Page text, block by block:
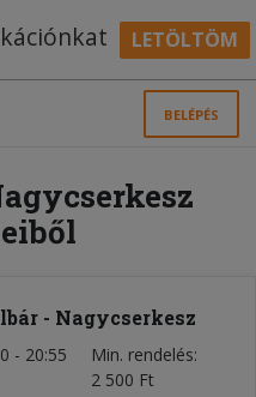
LETÖLTÖM
BELÉPÉS
- Nagycserkesz
- 20:55
Min. rendelés
2 500 Ft